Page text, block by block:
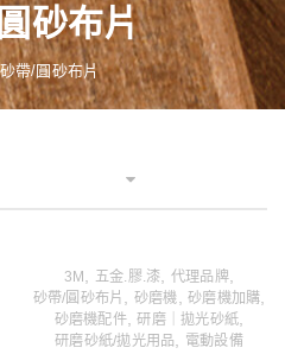
砂布片
砂帶/圓砂布片
3M 五金.膠.漆 代理品牌,
砂帶/圓砂布片 砂磨機 砂磨機加購
砂磨機配件,研磨｜拋光砂紙
研磨砂紙/拋光用品 電動設備